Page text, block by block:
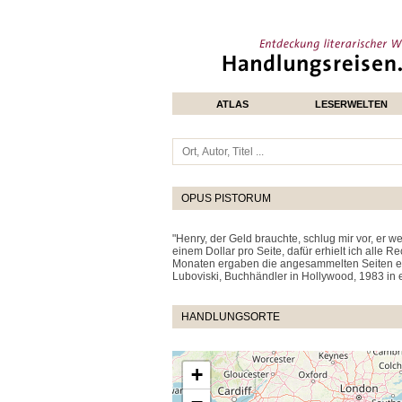
ATLAS LESERWELTEN
OPUS PISTORUM
"Henry, der Geld brauchte, schlug mir vor, er
einem Dollar pro Seite, dafür erhielt ich alle
Monaten ergaben die angesammelten Seiten
Luboviski, Buchhändler in Hollywood, 1983 in
HANDLUNGSORTE
+